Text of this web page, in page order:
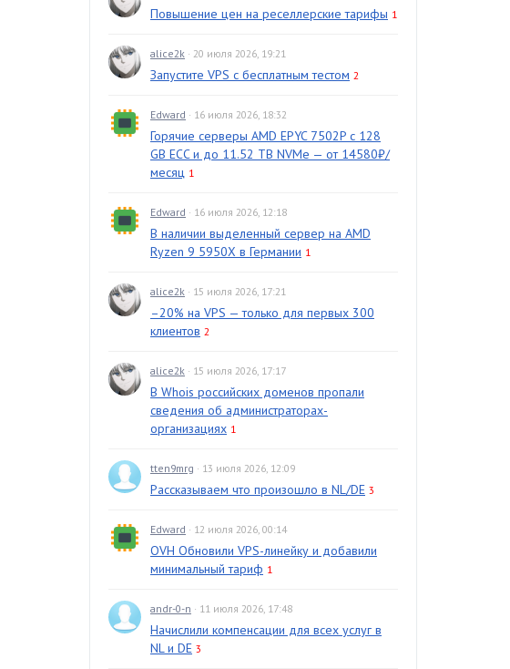
Повышение цен на реселлерские тарифы 1
alice2k · 20 июля 2026, 19:21
Запустите VPS с бесплатным тестом 2
Edward · 16 июля 2026, 18:32
Горячие серверы AMD EPYC 7502P с 128
GB ECC и до 11.52 TB NVMe — от 14580₽/
месяц 1
Edward · 16 июля 2026, 12:18
В наличии выделенный сервер на AMD
Ryzen 9 5950X в Германии 1
alice2k · 15 июля 2026, 17:21
–20% на VPS — только для первых 300
клиентов 2
alice2k · 15 июля 2026, 17:17
В Whois российских доменов пропали
сведения об администраторах-
организациях 1
tten9mrg · 13 июля 2026, 12:09
Рассказываем что произошло в NL/DE 3
Edward · 12 июля 2026, 00:14
OVH Обновили VPS-линейку и добавили
минимальный тариф 1
andr-0-n · 11 июля 2026, 17:48
Начислили компенсации для всех услуг в
NL и DE 3